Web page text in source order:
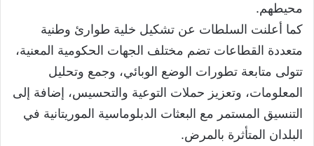
محيطهم.
كما أعلنت السلطات عن تشكيل خلية طوارئ وطنية
متعددة القطاعات تضم مختلف الجهات الحكومية المعنية،
تتولى متابعة تطورات الوضع الوبائي، وجمع وتحليل
المعلومات، وتعزيز حملات التوعية والتحسيس، إضافة إلى
التنسيق المستمر مع البعثات الدبلوماسية الموريتانية في
البلدان المتأثرة بالمرض.